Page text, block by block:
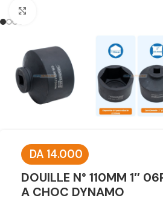
DA 14.000
DOUILLE N° 110MM 1″
A CHOC DYNAMO